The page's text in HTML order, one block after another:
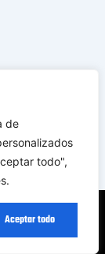
de
todo",
Aceptar todo